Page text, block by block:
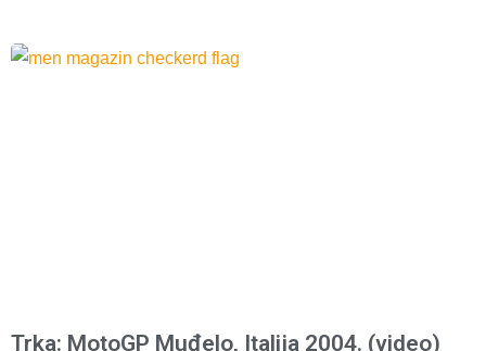
Trka: MotoGP Muđelo, Italija 2004. (video)